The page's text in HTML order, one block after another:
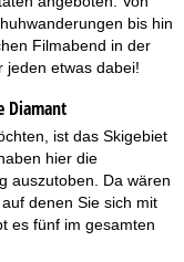
bis hin
Filmabend in der
jeden etwas dabei!
Diamant
ist das Skigebiet
hier die
auszutoben. Da wären
denen Sie sich mit
es fünf im gesamten